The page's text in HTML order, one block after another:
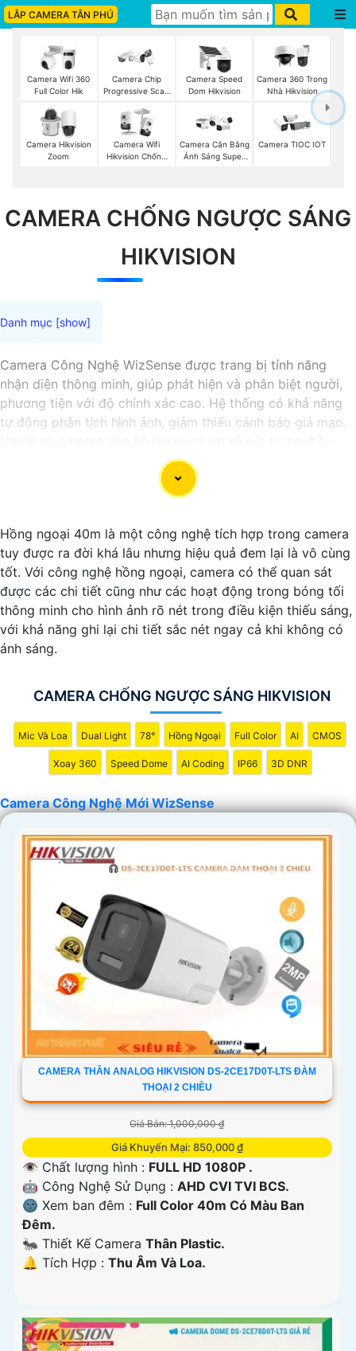
LẮP CAMERA TÂN PHÚ
Camera Wifi 360
Full Color Hik
Camera Chip
Progressive Scan
Camera Speed
Dom Hikvision
Camera 360 Trong
Nhà Hikvision
Camera Hikvision
Zoom
Camera Wifi
Hikvision Chống
Camera Cân Bằng
Ánh Sáng Super
Camera TIOC IOT
CAMERA CHỐNG NGƯỢC SÁNG
HIKVISION
Camera Công Nghệ WizSense được trang bị tính năng
nhận diện thông minh, giúp phát hiện và phân biệt người,
phương tiện với độ chính xác cao. Hệ thống có khả năng
tự động phân tích hình ảnh, giảm thiểu cảnh báo giả mạo.
kiện ánh sáng yếu nhờ công nghệ Starlight và các tính
năng này giúp nâng cao hiệu quả giám sát và bảo vệ an
Hồng ngoại 40m là một công nghệ tích hợp trong camera
tuy được ra đời khá lâu nhưng hiệu quả đem lại là vô cùng
tốt. Với công nghệ hồng ngoại, camera có thể quan sát
được các chi tiết cũng như các hoạt động trong bóng tối
thông minh cho hình ảnh rõ nét trong điều kiện thiếu sáng,
với khả năng ghi lại chi tiết sắc nét ngay cả khi không có
ánh sáng.
CAMERA CHỐNG NGƯỢC SÁNG HIKVISION
Mic Và Loa Dual Light 78° Hồng Ngoại Full Color AI CMOS
Xoay 360 Speed Dome AI Coding IP66 3D DNR
Camera Công Nghệ Mới WizSense
CAMERA THÂN ANALOG HIKVISION DS-2CE17D0T-LTS ĐÀM
THOẠI 2 CHIỀU
Giá Bán: 1,000,000 ₫
Giá Khuyến Mại: 850,000 ₫
👁 Chất lượng hình : FULL HD 1080P .
🤖️ Công Nghệ Sử Dụng : AHD CVI TVI BCS.
🌚 Xem ban đêm : Full Color 40m Có Màu Ban
Ðêm.
🐜 Thiết Kế Camera Thân Plastic.
️🔔 Tích Hợp : Thu Âm Và Loa.